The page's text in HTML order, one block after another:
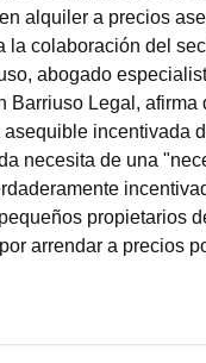
alquiler a precios
la colaboración del
abogado
Barriuso Legal, afirma
incentivada
necesita de una
propietarios
arrendar a precios